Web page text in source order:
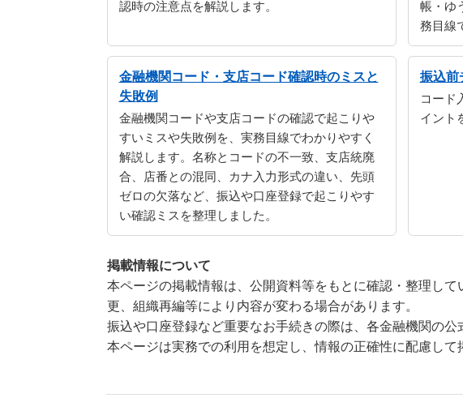
認時の注意点を解説します。
帳・ゆ
務目線
金融機関コード・支店コード確認時のミスと
失敗例
金融機関コードや支店コードの確認で起こりや
すいミスや失敗例を、実務目線でわかりやすく
解説します。名称とコードの不一致、支店統廃
合、店番との混同、カナ入力形式の違い、先頭
ゼロの欠落など、振込や口座登録で起こりやす
い確認ミスを整理しました。
振込前
コード
イント
掲載情報について
本ページの掲載情報は、公開資料等をもとに確認・整理し
更、組織再編等により内容が変わる場合があります。
振込や口座登録など重要なお手続きの際は、各金融機関の公
本ページは実務での利用を想定し、情報の正確性に配慮して